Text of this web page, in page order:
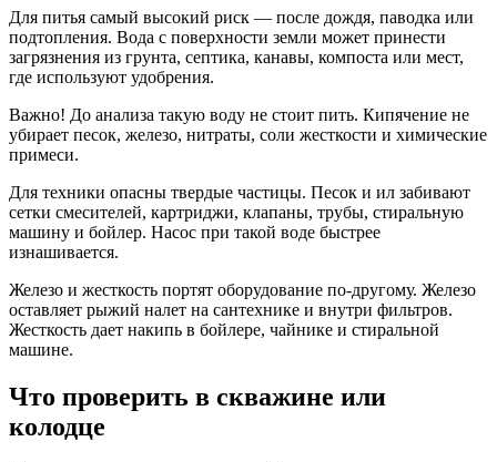
Для питья самый высокий риск — после дождя, паводка или
подтопления. Вода с поверхности земли может принести
загрязнения из грунта, септика, канавы, компоста или мест,
где используют удобрения.
Важно! До анализа такую воду не стоит пить. Кипячение не
убирает песок, железо, нитраты, соли жесткости и химические
примеси.
Для техники опасны твердые частицы. Песок и ил забивают
сетки смесителей, картриджи, клапаны, трубы, стиральную
машину и бойлер. Насос при такой воде быстрее
изнашивается.
Железо и жесткость портят оборудование по-другому. Железо
оставляет рыжий налет на сантехнике и внутри фильтров.
Жесткость дает накипь в бойлере, чайнике и стиральной
машине.
Что проверить в скважине или
колодце